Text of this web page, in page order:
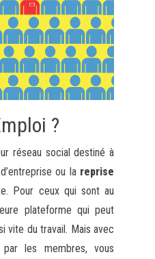
?
réseau social destiné à
ou la reprise
Pour ceux qui sont au
plateforme qui peut
vite du travail. Mais avec
les membres, vous